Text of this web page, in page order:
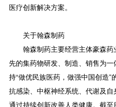
医疗创新解决方案。
关于翰森制药
翰森制药主要经营主体豪森药
先的集药物研发、制造、销售为
持“做优民族医药，做强中国创造”
抗感染、中枢神经系统、代谢及
通过持续创新改善人类健康。截至